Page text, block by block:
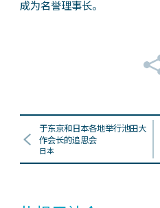
成为名誉理事长。
于东京和日本各地举行池田大
作会长的追思会
日本